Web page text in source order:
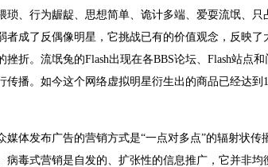
、行为龌龊、思想简单、诡计多端、爱耍流氓、只
者成了反偶像明星，它挑战已有的价值观念，反映了
折。流氓兔的Flash出现在各BBS论坛、Flash站点
播。如今这个网络虚拟明星衍生出的商品已经达到
媒体发布广告的营销方式是“一点对多点”的辐射状传
毒式营销是自发的、扩张性的信息推广，它并非均